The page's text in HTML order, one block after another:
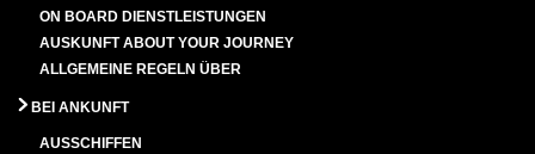
ON BOARD DIENSTLEISTUNGEN
AUSKUNFT ABOUT YOUR JOURNEY
ALLGEMEINE REGELN ÜBER
BEI ANKUNFT
AUSSCHIFFEN